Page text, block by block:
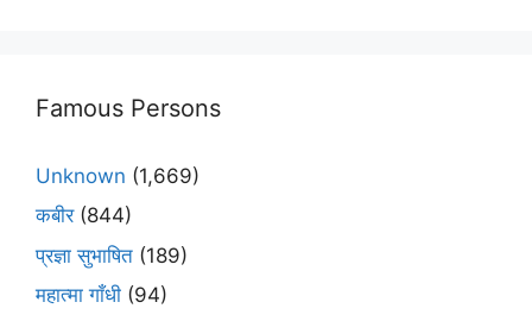
Famous Persons
Unknown (1,669)
कबीर(844)
प्रज्ञा सुभाषित (189)
महात्मा गाँधी (94)